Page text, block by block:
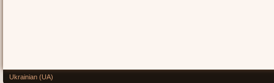
Ukrainian (UA)